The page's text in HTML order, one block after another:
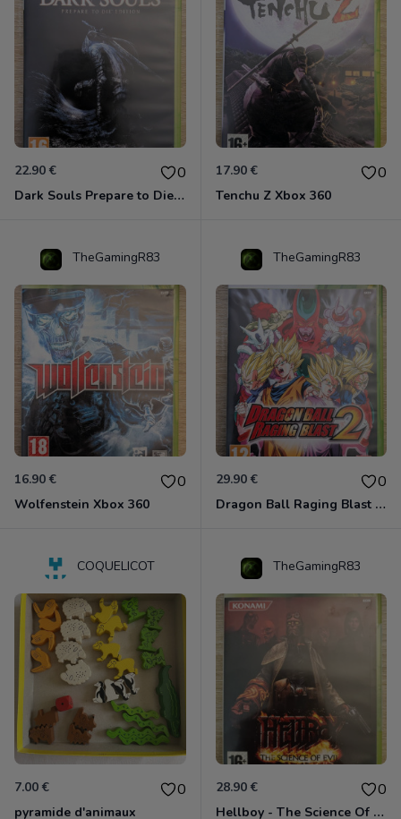
22.90 € 0
Dark Souls Prepare to Die Edition XBOX 360
17.90 € 0
Tenchu Z Xbox 360
TheGamingR83
16.90 € 0
Wolfenstein Xbox 360
TheGamingR83
29.90 € 0
Dragon Ball Raging Blast 2 Xbox 360
COQUELICOT
7.00 € 0
pyramide d'animaux
TheGamingR83
28.90 € 0
Hellboy - The Science Of Evil Xbox 360